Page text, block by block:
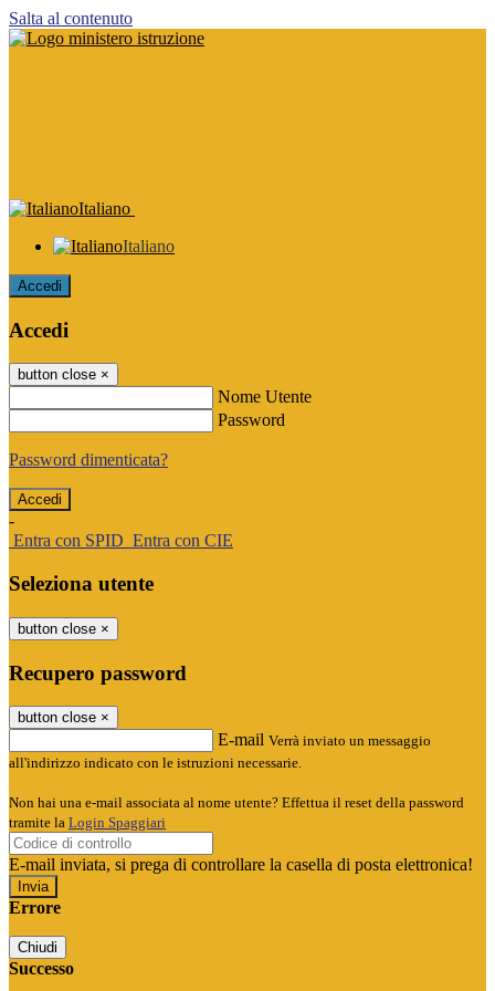
Salta al contenuto
Italiano
Italiano
Accedi
Accedi
button close ×
Nome Utente
Password
Password dimenticata?
-
Entra con SPID Entra con CIE
Seleziona utente
button close ×
Recupero password
button close ×
E-mail Verrà inviato un messaggio
all'indirizzo indicato con le istruzioni necessarie.
Non hai una e-mail associata al nome utente? Effettua il reset della password
tramite la Login Spaggiari
E-mail inviata, si prega di controllare la casella di posta elettronica!
Errore
Chiudi
Successo